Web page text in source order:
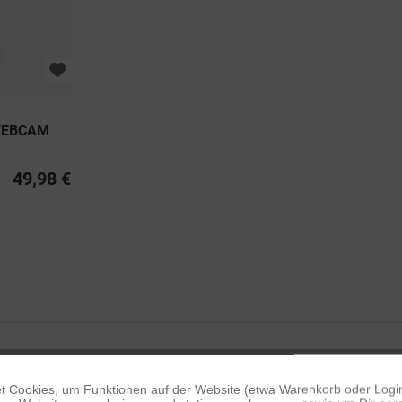
49,98 €
Cookies, um Funktionen auf der Website (etwa Warenkorb oder